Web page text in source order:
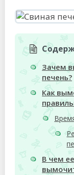
Зачем
печень?
Как
В чем